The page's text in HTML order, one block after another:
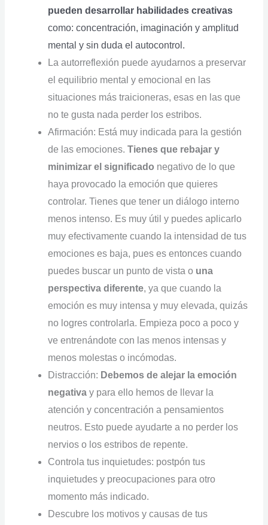
pueden desarrollar habilidades creativas
como: concentración, imaginación y amplitud
mental y sin duda el autocontrol.
La autorreflexión puede ayudarnos a preservar
el equilibrio mental y emocional en las
situaciones más traicioneras, esas en las que
no te gusta nada perder los estribos.
Afirmación: Está muy indicada para la gestión
de las emociones. Tienes que rebajar y
minimizar el significado negativo de lo que
haya provocado la emoción que quieres
controlar. Tienes que tener un diálogo interno
menos intenso. Es muy útil y puedes aplicarlo
muy efectivamente cuando la intensidad de tus
emociones es baja, pues es entonces cuando
puedes buscar un punto de vista o una
perspectiva diferente, ya que cuando la
emoción es muy intensa y muy elevada, quizás
no logres controlarla. Empieza poco a poco y
ve entrenándote con las menos intensas y
menos molestas o incómodas.
Distracción: Debemos de alejar la emoción
negativay para ello hemos de llevar la
atención y concentración a pensamientos
neutros. Esto puede ayudarte a no perder los
nervios o los estribos de repente.
Controla tus inquietudes: postpón tus
inquietudes y preocupaciones para otro
momento más indicado.
Descubre los motivos y causas de tus